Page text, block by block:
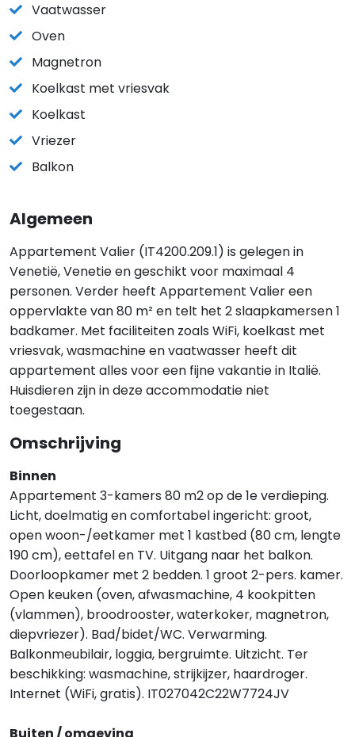
Vaatwasser
Oven
Magnetron
Koelkast met vriesvak
Koelkast
Vriezer
Balkon
Algemeen
Appartement Valier (IT4200.209.1) is gelegen in
Venetië, Venetie en geschikt voor maximaal 4
personen. Verder heeft Appartement Valier een
oppervlakte van 80 m² en telt het 2 slaapkamersen 1
badkamer. Met faciliteiten zoals WiFi, koelkast met
vriesvak, wasmachine en vaatwasser heeft dit
appartement alles voor een fijne vakantie in Italië.
Huisdieren zijn in deze accommodatie niet
toegestaan.
Omschrijving
Binnen
Appartement 3-kamers 80 m2 op de 1e verdieping.
Licht, doelmatig en comfortabel ingericht: groot,
open woon-/eetkamer met 1 kastbed (80 cm, lengte
190 cm), eettafel en TV. Uitgang naar het balkon.
Doorloopkamer met 2 bedden. 1 groot 2-pers. kamer.
Open keuken (oven, afwasmachine, 4 kookpitten
(vlammen), broodrooster, waterkoker, magnetron,
diepvriezer). Bad/bidet/WC. Verwarming.
Balkonmeubilair, loggia, bergruimte. Uitzicht. Ter
beschikking: wasmachine, strijkijzer, haardroger.
Internet (WiFi, gratis). IT027042C22W7724JV